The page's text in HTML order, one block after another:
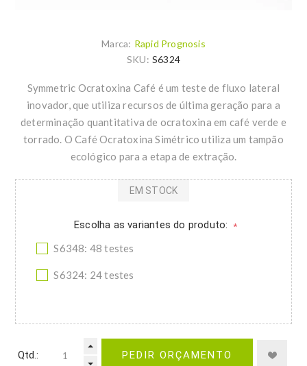
Marca: Rapid Prognosis
SKU: S6324
Symmetric Ocratoxina Café é um teste de fluxo lateral
inovador, que utiliza recursos de última geração para a
determinação quantitativa de ocratoxina em café verde e
torrado. O Café Ocratoxina Simétrico utiliza um tampão
ecológico para a etapa de extração.
Escolha as variantes do produto: *
S6348: 48 testes
S6324: 24 testes
EM STOCK
Qtd.: PEDIR ORÇAMENTO